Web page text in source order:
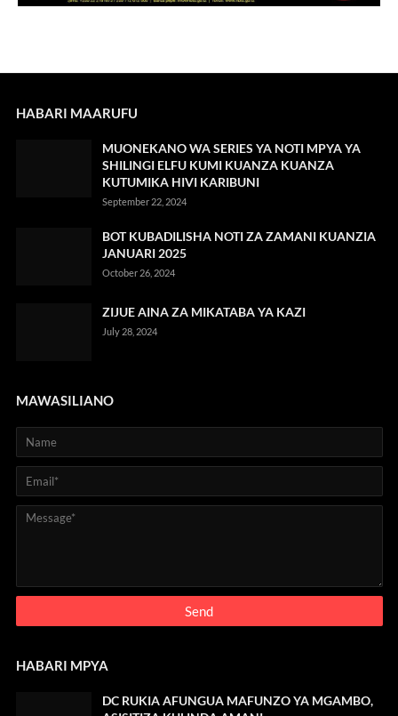
HABARI MAARUFU
MUONEKANO WA SERIES YA NOTI MPYA YA
SHILINGI ELFU KUMI KUANZA KUANZA
KUTUMIKA HIVI KARIBUNI
September 22, 2024
BOT KUBADILISHA NOTI ZA ZAMANI KUANZIA
JANUARI 2025
October 26, 2024
ZIJUE AINA ZA MIKATABA YA KAZI
July 28, 2024
MAWASILIANO
HABARI MPYA
DC RUKIA AFUNGUA MAFUNZO YA MGAMBO,